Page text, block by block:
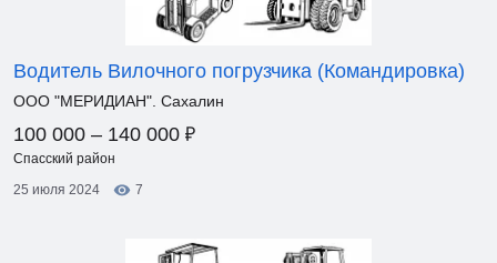
Водитель Вилочного погрузчика (Командировка)
ООО "МЕРИДИАН". Сахалин
100 000 – 140 000 ₽
Спасский район
25 июля 2024
7